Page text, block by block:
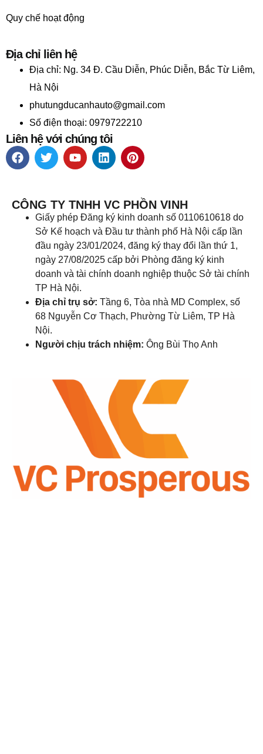
Quy chế hoạt động
Địa chỉ liên hệ
Địa chỉ: Ng. 34 Đ. Cầu Diễn, Phúc Diễn, Bắc Từ Liêm,
Hà Nội
phutungducanhauto@gmail.com
Số điện thoại: 0979722210
Liên hệ với chúng tôi
CÔNG TY TNHH VC PHỒN VINH
Giấy phép Đăng ký kinh doanh số 0110610618 do
Sở Kế hoạch và Đầu tư thành phố Hà Nội cấp lần
đầu ngày 23/01/2024, đăng ký thay đổi lần thứ 1,
ngày 27/08/2025 cấp bởi Phòng đăng ký kinh
doanh và tài chính doanh nghiệp thuộc Sở tài chính
TP Hà Nội.
Địa chỉ trụ sở: Tầng 6, Tòa nhà MD Complex, số
68 Nguyễn Cơ Thạch, Phường Từ Liêm, TP Hà
Nội.
Người chịu trách nhiệm: Ông Bùi Thọ Anh